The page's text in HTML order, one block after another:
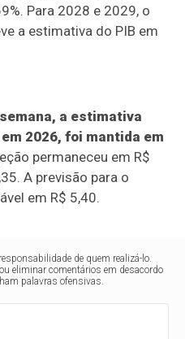
Para 2028 e 2029, o
a estimativa do PIB em
a estimativa
2026, foi mantida em
permaneceu em R$
A previsão para o
em R$ 5,40.
de quem realizá-lo.
eliminar comentários em desacordo
palavras ofensivas.